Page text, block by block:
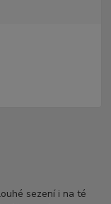
sezení i na té